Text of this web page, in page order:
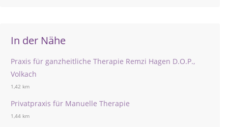
In der Nähe
Praxis für ganzheitliche Therapie Remzi Hagen D.O.P.,
Volkach
1,42 km
Privatpraxis für Manuelle Therapie
1,44 km